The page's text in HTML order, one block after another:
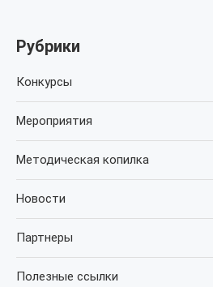
Рубрики
Конкурсы
Мероприятия
Методическая копилка
Новости
Партнеры
Полезные ссылки